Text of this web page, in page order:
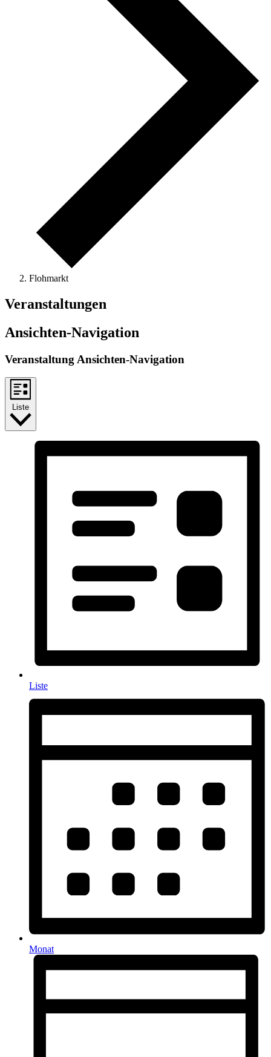
Flohmarkt
Veranstaltungen
Ansichten-Navigation
Veranstaltung Ansichten-Navigation
Liste
Liste
Monat